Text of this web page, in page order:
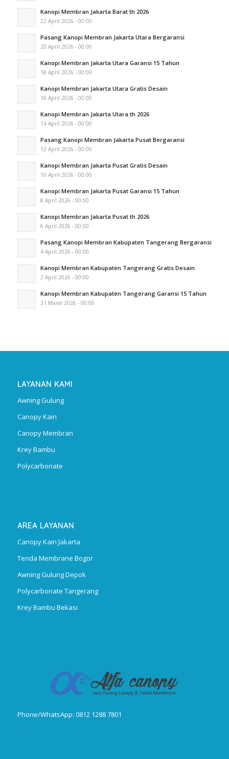
Kanopi Membran Jakarta Barat th 2026
22 April 2026 - 00:00
Pasang Kanopi Membran Jakarta Utara Bergaransi
20 April 2026 - 00:00
Kanopi Membran Jakarta Utara Garansi 15 Tahun
18 April 2026 - 00:00
Kanopi Membran Jakarta Utara Gratis Desain
16 April 2026 - 00:00
Kanopi Membran Jakarta Utara th 2026
14 April 2026 - 00:00
Pasang Kanopi Membran Jakarta Pusat Bergaransi
12 April 2026 - 00:00
Kanopi Membran Jakarta Pusat Gratis Desain
10 April 2026 - 00:00
Kanopi Membran Jakarta Pusat Garansi 15 Tahun
8 April 2026 - 00:00
Kanopi Membran Jakarta Pusat th 2026
6 April 2026 - 00:00
Pasang Kanopi Membran Kabupaten Tangerang Bergaransi
4 April 2026 - 00:00
Kanopi Membran Kabupaten Tangerang Gratis Desain
2 April 2026 - 00:00
Kanopi Membran Kabupaten Tangerang Garansi 15 Tahun
31 Maret 2026 - 00:00
LAYANAN KAMI
Awning Gulung
Canopy Kain
Canopy Membran
Krey Bambu
Polycarbonate
AREA LAYANAN
Canopy Kain Jakarta
Tenda Membrane Bogor
Awning Gulung Depok
Polycarbonate Tangerang
Krey Bambu Bekasi
Phone/WhatsApp: 0812 1288 7801